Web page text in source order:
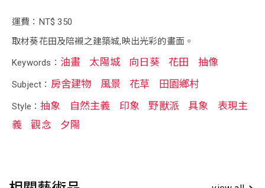
運費：NT$ 350
取材葵花田及陪襯之建築城,映出光彩的畫面。
Keywords： 油畫 太陽城 向日葵 花田 抽像
Subject： 房舍建物 風景 花草 田園鄉村
Style：抽象 自然主義 印象 野獸派 具象
表現主
義
觀念 夕陽